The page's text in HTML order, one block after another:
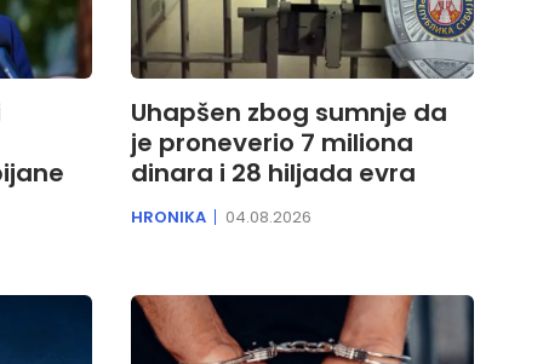
Uhapšen zbog sumnje da
je proneverio 7 miliona
dinara i 28 hiljada evra
HRONIKA 04.08.2026